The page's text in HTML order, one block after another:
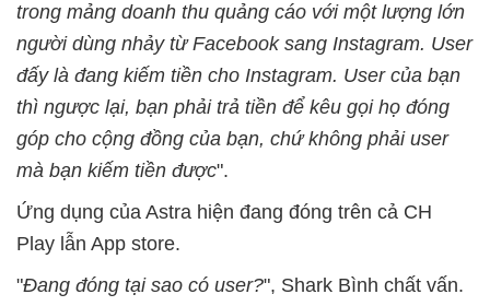
trong mảng doanh thu quảng cáo với một lượng lớn
người dùng nhảy từ Facebook sang Instagram. User
đấy là đang kiếm tiền cho Instagram. User của bạn
thì ngược lại, bạn phải trả tiền để kêu gọi họ đóng
góp cho cộng đồng của bạn, chứ không phải user
mà bạn kiếm tiền được".
Ứng dụng của Astra hiện đang đóng trên cả CH
Play lẫn App store.
"Đang đóng tại sao có user?", Shark Bình chất vấn.